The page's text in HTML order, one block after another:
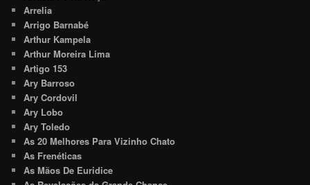
Arrelia
Arrigo Barnabé
Arthur Kampela
Arthur Moreira Lima
Artigo 153
Ary Barroso
Ary Cordovil
Ary Lobo
Ary Toledo
As 20 Melhores Para Vizinho Chato
As Frenéticas
As Mãos De Euridice